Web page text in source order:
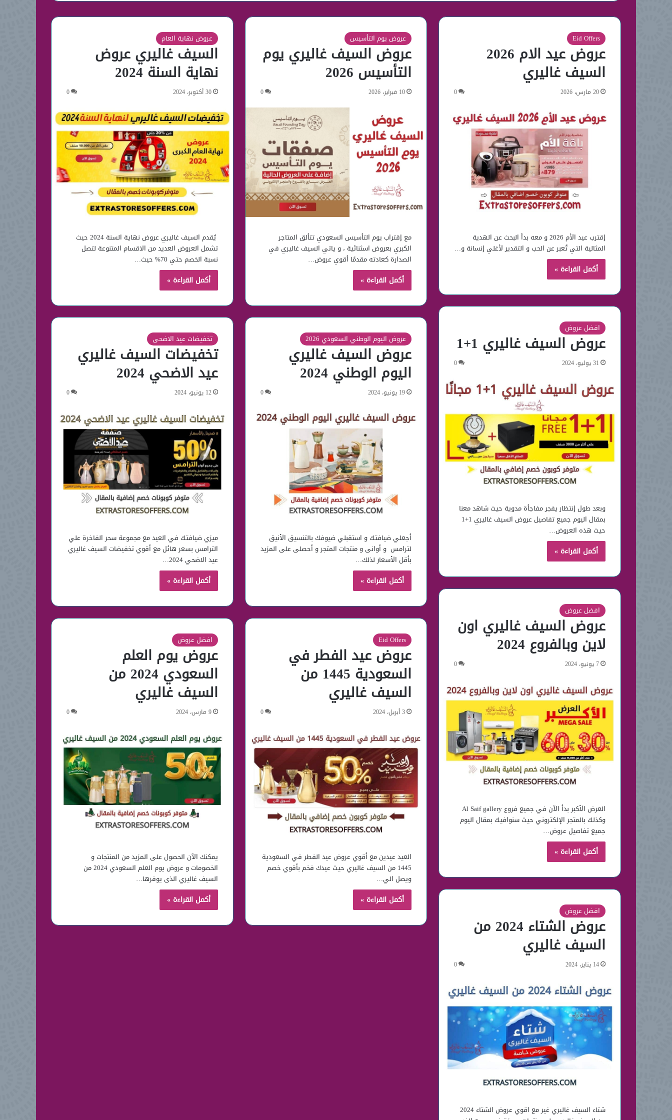
Eid Offers
عروض عيد الام 2026
السيف غاليري
20 مارس، 2026 0
إقترب عيد الأم 2026 و معه بدأ البحث عن الهدية
المثالية التي تُعبر عن الحب و التقدير لأغلي إنسانة و…
أكمل القراءة »
عروض يوم التأسيس
عروض السيف غاليري يوم
التأسيس 2026
10 فبراير، 2026 0
مع إقتراب يوم التأسيس السعودي تتألق المتاجر
الكبري بعروض اسثنائية ، و ياتي السيف غاليري في
الصدارة كعادته مقدمًا أقوي عروض…
أكمل القراءة »
عروض نهاية العام
السيف غاليري عروض
نهاية السنة 2024
30 أكتوبر، 2024 0
يُقدم السيف غاليري عروض نهاية السنة 2024 حيث
تشمل العروض العديد من الاقسام المتنوعة لتصل
نسبة الخصم حتي 70% حيث…
أكمل القراءة »
افضل عروض
عروض السيف غاليري 1+1
31 يوليو، 2024 0
وبعد طول إنتظار يفجر مفاجأة مدوية حيث شاهد معنا
بمقال اليوم جميع تفاصيل عروض السيف غاليري 1+1
حيث هذه العروض…
أكمل القراءة »
عروض اليوم الوطني السعودي 2026
عروض السيف غاليري
اليوم الوطني 2024
19 يونيو، 2024 0
أجعلي ضيافتك و استقبلي ضيوفك بالتنسيق الأنيق
لترامس و أوانى و منتجات المتجر و أحصلى على المزيد
بأقل الأسعار لذلك…
أكمل القراءة »
تخفيضات عيد الاضحى
تخفيضات السيف غاليري
عيد الاضحي 2024
12 يونيو، 2024 0
ميزي ضيافتك في العيد مع مجموعة سحر الفاخرة علي
الترامس بسعر هائل مع أقوي تخفيضات السيف غاليري
عيد الاضحي 2024…
أكمل القراءة »
افضل عروض
عروض السيف غاليري اون
لاين وبالفروع 2024
7 يونيو، 2024 0
العرض الأكبر بدأ الآن في جميع فروع Al Saif gallery
وكذلك بالمتجر الإلكتروني حيث سنوافيك بمقال اليوم
جميع تفاصيل عروض…
أكمل القراءة »
Eid Offers
عروض عيد الفطر في
السعودية 1445 من
السيف غاليري
3 أبريل، 2024 0
العيد عيدين مع أقوي عروض عيد الفطر في السعودية
1445 من السيف غاليري حيث عيدك فخم بأقوي خصم
ويصل الي…
أكمل القراءة »
افضل عروض
عروض يوم العلم
السعودي 2024 من
السيف غاليري
9 مارس، 2024 0
يمكنك الآن الحصول على المزيد من المنتجات و
الخصومات و عروض يوم العلم السعودي 2024 من
السيف غاليري الذى يوفرها…
أكمل القراءة »
افضل عروض
عروض الشتاء 2024 من
السيف غاليري
14 يناير، 2024 0
شتاء السيف غاليري غير مع اقوي عروض الشتاء 2024